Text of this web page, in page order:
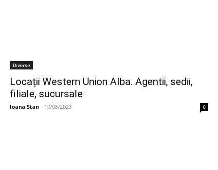
Diverse
Locații Western Union Alba. Agentii, sedii,
filiale, sucursale
Ioana Stan - 10/08/2023 0